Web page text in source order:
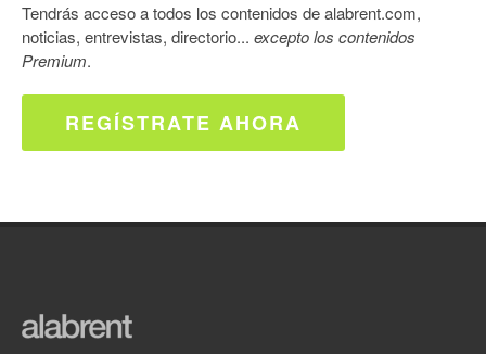
Tendrás acceso a todos los contenidos de alabrent.com,
noticias, entrevistas, directorio... excepto los contenidos
Premium.
REGÍSTRATE AHORA